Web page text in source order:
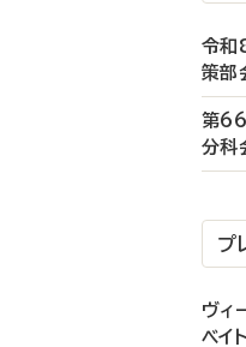
令和
策部
第66
分科
プ
ヴィ
ベイ